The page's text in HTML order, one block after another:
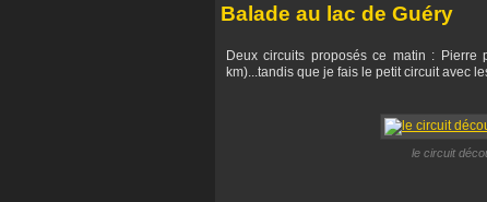
Balade au lac de Guéry
Deux circuits proposés ce matin :
km)...tandis que je fais le petit circuit avec
le circuit